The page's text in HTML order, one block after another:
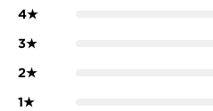
4★
3★
2★
1★